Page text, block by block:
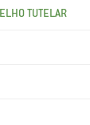
TUTELAR